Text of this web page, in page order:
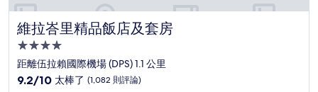
維拉峇里精品飯店及套房
維拉峇里精品飯店及套房
4.0
星
級
距離伍拉賴國際機場 (DPS) 1.1 公里
9.2
9.2/10 太棒了 (1,082 則評論)